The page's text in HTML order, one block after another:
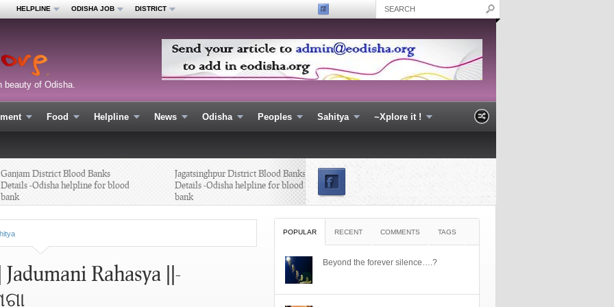
HELPLINE ODISHA JOB DISTRICT
beauty of Odisha.
Food Helpline News Odisha Peoples Sahitya ~Xplore it !
District Blood Banks
-Odisha helpline for blood
Jagatsinghpur District Blood Banks
Details -Odisha helpline for blood
bank
JAJPUR District Blood Banks
bank
Rahasya ||-
POPULAR RECENT COMMENTS TAGS
Beyond the forever silence….?